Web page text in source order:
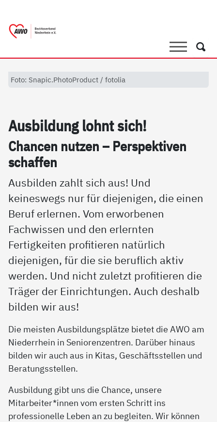
SucheSuche
Foto: Snapic.PhotoProduct / fotolia
Aus­bil­dung lohnt sich!
Chan­cen nut­zen – Per­spek­ti­ven
schaf­fen
Ausbilden zahlt sich aus! Und
keineswegs nur für diejenigen, die einen
Beruf erlernen. Vom erworbenen
Fachwissen und den erlernten
Fertigkeiten profitieren natürlich
diejenigen, für die sie beruflich aktiv
werden. Und nicht zuletzt profitieren die
Träger der Einrichtungen. Auch deshalb
bilden wir aus!
Die meisten Ausbildungsplätze bietet die AWO am
Niederrhein in Seniorenzentren. Darüber hinaus
bilden wir auch aus in Kitas, Geschäftsstellen und
Beratungsstellen.
Ausbildung gibt uns die Chance, unsere
Mitarbeiter*innen vom ersten Schritt ins
professionelle Leben an zu begleiten. Wir können